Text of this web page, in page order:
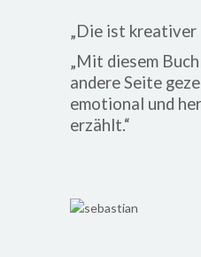
„Die ist kreativer
„Mit diesem
andere Seite
emotional und
erzählt.“